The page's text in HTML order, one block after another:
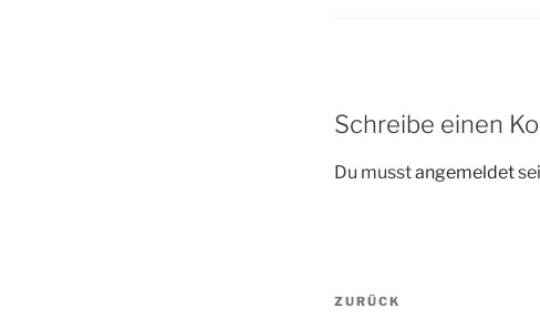
Schreibe einen
Du musstangemeldet
Vorheriger
ZURÜCK